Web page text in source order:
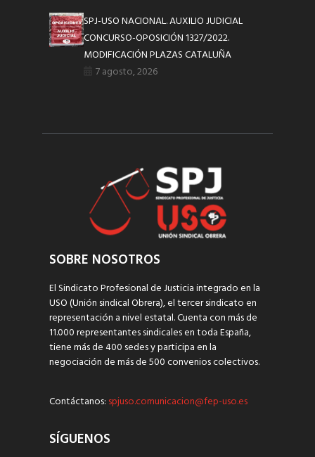
SPJ-USO NACIONAL. AUXILIO JUDICIAL
CONCURSO-OPOSICIÓN 1327/2022.
MODIFICACIÓN PLAZAS CATALUÑA
7 agosto, 2026
SOBRE NOSOTROS
El Sindicato Profesional de Justicia integrado en la
USO (Unión sindical Obrera), el tercer sindicato en
representación a nivel estatal. Cuenta con más de
11.000 representantes sindicales en toda España,
tiene más de 400 sedes y participa en la
negociación de más de 500 convenios colectivos.
Contáctanos: spjuso.comunicacion@fep-uso.es
SÍGUENOS